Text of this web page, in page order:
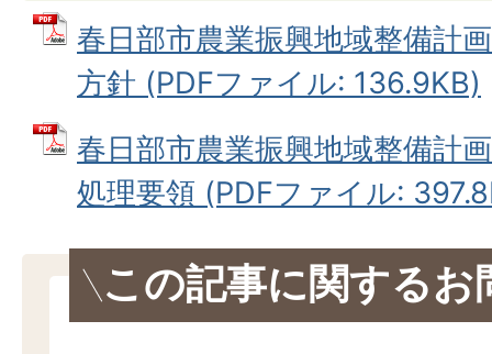
春日部市農業振興地域整備計
方針 (PDFファイル: 136.9KB)
春日部市農業振興地域整備計
処理要領 (PDFファイル:
この記事に関するお